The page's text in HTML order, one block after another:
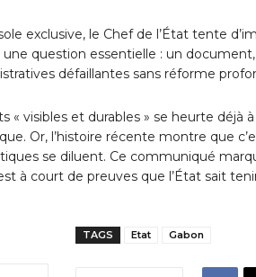
exclusive, le Chef de l’État tente
une question essentielle : un
défaillantes sans réforme
« visibles et durables » se heurte
Or, l’histoire récente montre que
se diluent. Ce communiqué
à court de preuves que l’État sait
TAGS Etat Gabon